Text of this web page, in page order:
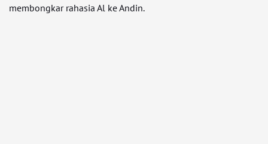
membongkar rahasia Al ke Andin.